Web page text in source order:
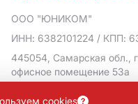
ООО "ЮНИКОМ"
ИНН: 6382101224 / КПП:
445054, Самарская обл.,
офисное помещение 53а
Политика в отношении
cookies